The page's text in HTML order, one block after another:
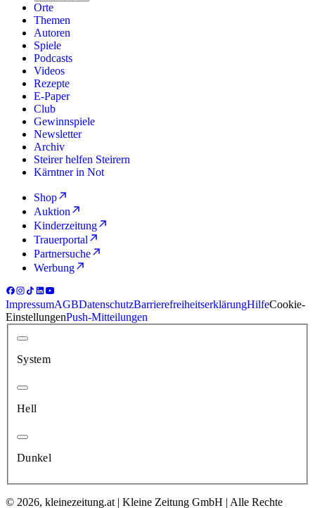
Orte
Themen
Autoren
Spiele
Podcasts
Videos
Rezepte
E-Paper
Club
Gewinnspiele
Newsletter
Archiv
Steirer helfen Steirern
Kärntner in Not
Shop
Auktion
Kinderzeitung
Trauerportal
Partnersuche
Werbung
ImpressumAGBDatenschutzBarrierefreiheitserklärungHilfeCookie-
EinstellungenPush-Mitteilungen
System
Hell
Dunkel
© 2026, kleinezeitung.at | Kleine Zeitung GmbH | Alle Rechte